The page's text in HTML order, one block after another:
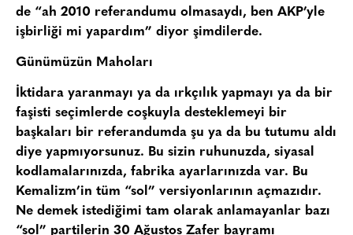
de “ah 2010 referandumu olmasaydı, ben AKP’yle
işbirliği mi yapardım” diyor şimdilerde.
Günümüzün Mahoları
İktidara yaranmayı ya da ırkçılık yapmayı ya da bir
faşisti seçimlerde coşkuyla desteklemeyi bir
başkaları bir referandumda şu ya da bu tutumu aldı
diye yapmıyorsunuz. Bu sizin ruhunuzda, siyasal
kodlamalarınızda, fabrika ayarlarınızda var. Bu
Kemalizm’in tüm “sol” versiyonlarının açmazıdır.
Ne demek istediğimi tam olarak anlamayanlar bazı
“sol” partilerin 30 Ağustos Zafer bayramı